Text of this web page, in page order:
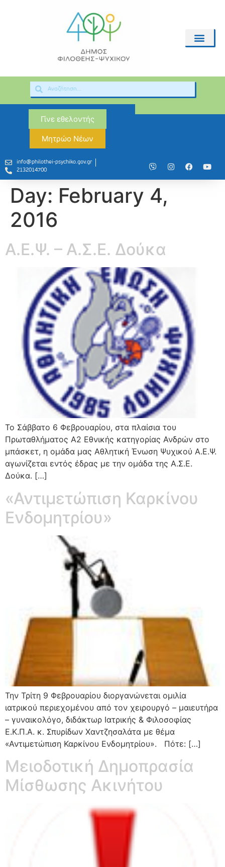
Γίνε εθελοντής
Μητρώο Νέων
info@philothei-psychiko.gov.gr
2132014700
Day: February 4,
2016
Α.Ε.Ψ. – Α.Σ.Ε. Δούκα
Το Σάββατο 6 Φεβρουαρίου, στα πλαίσια του
Πρωταθλήματος Α2 Εθνικής κατηγορίας Ανδρών στο
μπάσκετ, η ομάδα μας Αθλητική Ένωση Ψυχικού Α.Ε.Ψ.
αγωνίζεται εντός έδρας με την ομάδα της Α.Σ.Ε.
Δούκα. […]
«Αντιμετώπιση Καρκίνου
Ενδομητρίου»
Την Τρίτη 9 Φεβρουαρίου διοργανώνεται ομιλία
ιατρικού περιεχομένου από τον χειρουργό – μαιευτήρα
– γυναικολόγο, διδάκτωρ Ιατρικής & Φιλοσοφίας
Ε.Κ.Π.Α. κ. Σπυρίδων Χαντζησαλάτα με θέμα
«Αντιμετώπιση Καρκίνου Ενδομητρίου». Πότε: […]
Μειοδοτική Δημοπρασία
Μίσθωσης Ακινήτου